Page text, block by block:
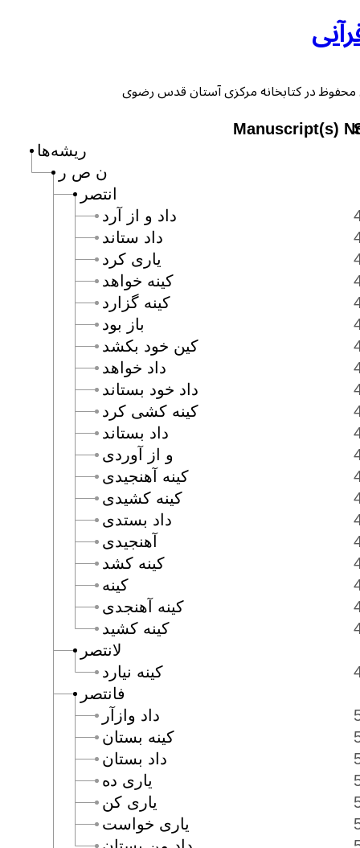
ریشه‌ها
ن ص ر
انتصر
لانتصر
فانتصر
داد و از آرد
داد ستاند
يارى كرد
كينه خواهد
كينه گزارد
باز بود
كين خود بكشد
داد خواهد
داد خود بستاند
كينه كشى كرد
داد بستاند
و از آوردى
كينه آهنجيدى
كينه كشيدى
داد بستدى
آهنجيدى
كينه كشد
كينه
كينه آهنجدى
كينه كشيد
كينه نيارد
داد وازآر
كينه بستان
داد بستان
يارى ده
يارى كن
يارى خواست
Manuscript(s)